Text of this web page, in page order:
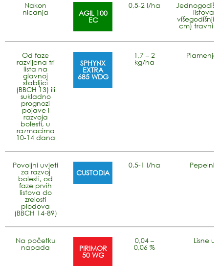
Nakon
nicanja AGIL 100
EC
0,5-2 l/ha
listova)
višegodišnji
cm) travni
Od faze
razvijena tri
lista na
glavnoj
stabljici
(BBCH 13) ili
sukladno
prognozi
pojave i
razvoja
bolesti, u
razmacima
10-14 dana
SPHYNX
EXTRA
685 WDG
1,7 – 2
kg/ha
Povoljni uvjeti
za razvoj
bolesti, od
faze prvih
listova do
zrelosti
plodova
(BBCH 14-89)
CUSTODIA
0,5-1 l/ha
Na početku
napada PIRIMOR
50 WG
0,04 –
0,06 %
Lisne uši